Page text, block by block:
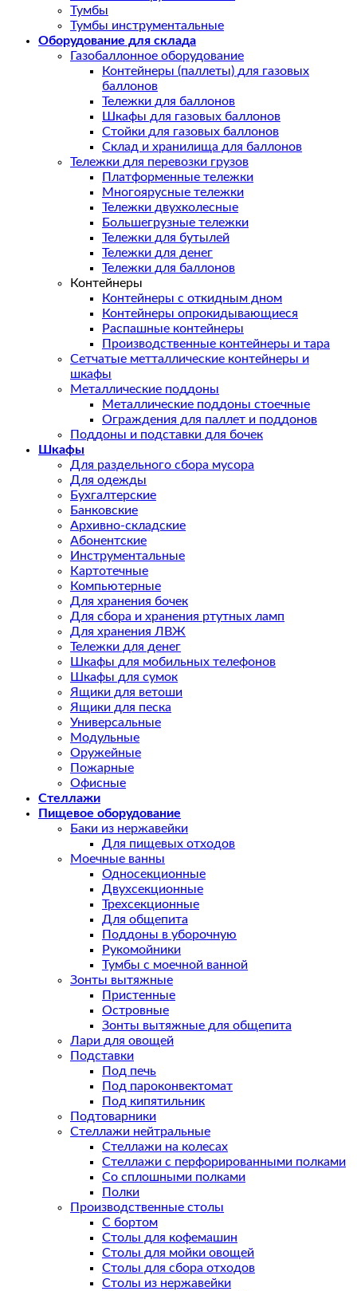
Тумбы
Тумбы инструментальные
Оборудование для склада
Газобаллонное оборудование
Контейнеры (паллеты) для газовых
баллонов
Тележки для баллонов
Шкафы для газовых баллонов
Стойки для газовых баллонов
Склад и хранилища для баллонов
Тележки для перевозки грузов
Платформенные тележки
Многоярусные тележки
Тележки двухколесные
Большегрузные тележки
Тележки для бутылей
Тележки для денег
Тележки для баллонов
Контейнеры
Контейнеры с откидным дном
Контейнеры опрокидывающиеся
Распашные контейнеры
Производственные контейнеры и тара
Сетчатые метталлические контейнеры и
шкафы
Металлические поддоны
Металлические поддоны стоечные
Ограждения для паллет и поддонов
Поддоны и подставки для бочек
Шкафы
Для раздельного сбора мусора
Для одежды
Бухгалтерские
Банковские
Архивно-складские
Абонентские
Инструментальные
Картотечные
Компьютерные
Для хранения бочек
Для сбора и хранения ртутных ламп
Для хранения ЛВЖ
Тележки для денег
Шкафы для мобильных телефонов
Шкафы для сумок
Ящики для ветоши
Ящики для песка
Универсальные
Модульные
Оружейные
Пожарные
Офисные
Стеллажи
Пищевое оборудование
Баки из нержавейки
Для пищевых отходов
Моечные ванны
Односекционные
Двухсекционные
Трехсекционные
Для общепита
Поддоны в уборочную
Рукомойники
Тумбы с моечной ванной
Зонты вытяжные
Пристенные
Островные
Зонты вытяжные для общепита
Лари для овощей
Подставки
Под печь
Под пароконвектомат
Под кипятильник
Подтоварники
Стеллажи нейтральные
Стеллажи на колесах
Стеллажи с перфорированными полками
Со сплошными полками
Полки
Производственные столы
С бортом
Столы для кофемашин
Столы для мойки овощей
Столы для сбора отходов
Столы из нержавейки